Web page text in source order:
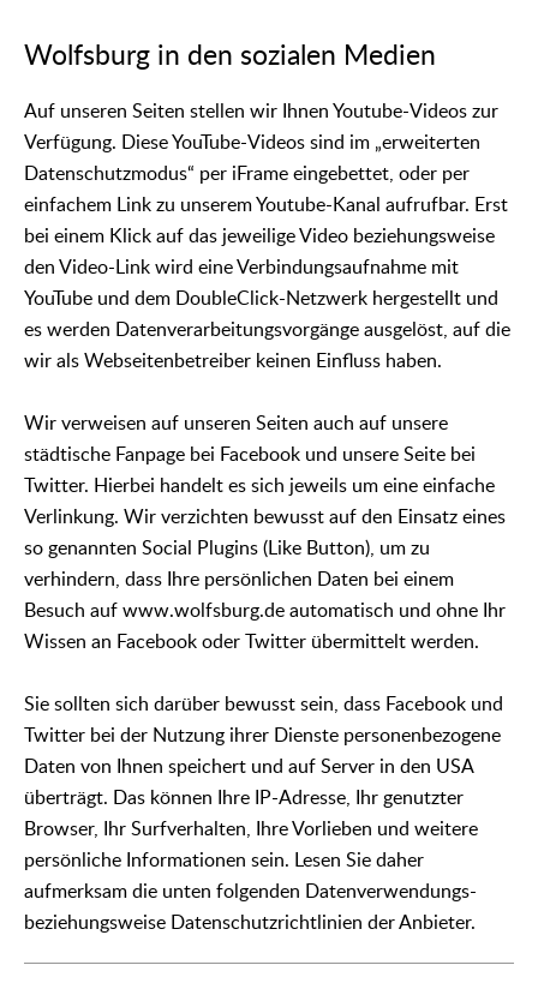
Wolfsburg in den sozialen Medien
Auf unseren Seiten stellen wir Ihnen Youtube-Videos zur
Verfügung. Diese YouTube-Videos sind im „erweiterten
Datenschutzmodus“ per iFrame eingebettet, oder per
einfachem Link zu unserem Youtube-Kanal aufrufbar. Erst
bei einem Klick auf das jeweilige Video beziehungsweise
den Video-Link wird eine Verbindungsaufnahme mit
YouTube und dem DoubleClick-Netzwerk hergestellt und
es werden Datenverarbeitungsvorgänge ausgelöst, auf die
wir als Webseitenbetreiber keinen Einfluss haben.
Wir verweisen auf unseren Seiten auch auf unsere
städtische Fanpage bei Facebook und unsere Seite bei
Twitter. Hierbei handelt es sich jeweils um eine einfache
Verlinkung. Wir verzichten bewusst auf den Einsatz eines
so genannten Social Plugins (Like Button), um zu
verhindern, dass Ihre persönlichen Daten bei einem
Besuch auf www.wolfsburg.de automatisch und ohne Ihr
Wissen an Facebook oder Twitter übermittelt werden.
Sie sollten sich darüber bewusst sein, dass Facebook und
Twitter bei der Nutzung ihrer Dienste personenbezogene
Daten von Ihnen speichert und auf Server in den USA
überträgt. Das können Ihre IP-Adresse, Ihr genutzter
Browser, Ihr Surfverhalten, Ihre Vorlieben und weitere
persönliche Informationen sein. Lesen Sie daher
aufmerksam die unten folgenden Datenverwendungs-
beziehungsweise Datenschutzrichtlinien der Anbieter.